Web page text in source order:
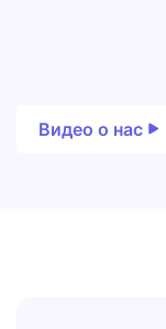
Видео о нас